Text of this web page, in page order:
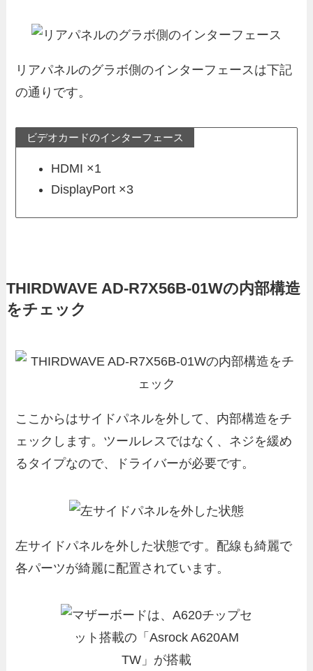
リアパネルのグラボ側のインターフェースは下記
の通りです。
ビデオカードのインターフェース
HDMI ×1
DisplayPort ×3
THIRDWAVE AD-R7X56B-01Wの内部構造
をチェック
ここからはサイドパネルを外して、内部構造をチ
ェックします。ツールレスではなく、ネジを緩め
るタイプなので、ドライバーが必要です。
左サイドパネルを外した状態です。配線も綺麗で
各パーツが綺麗に配置されています。